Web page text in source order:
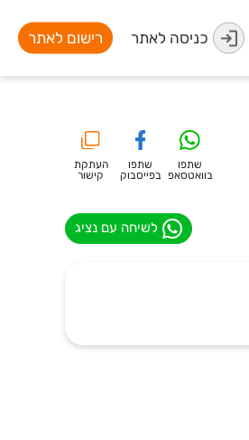
כניסה לאתר רישום לאתר
שתפו
בוואטסאפ
שתפו
בפייסבוק
העתקת
קישור
לשיחה עם נציג